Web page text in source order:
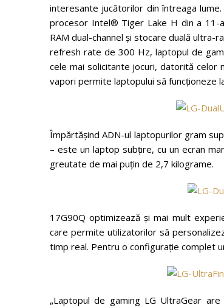
interesante jucătorilor din întreaga
procesor Intel® Tiger Lake H din a 11-
RAM dual-channel și stocare duală ultra-
refresh rate de 300 Hz, laptopul de
cele mai solicitante jocuri, datorită celor
vapori permite laptopului să funcționeze
Împărtășind ADN-ul laptopurilor gram
– este un laptop subțire, cu un ecran
greutate de mai puțin de 2,7 kilograme.
17G90Q optimizează și mai mult
care permite utilizatorilor să
timp real. Pentru o configurație complet
„Laptopul de gaming LG UltraGear